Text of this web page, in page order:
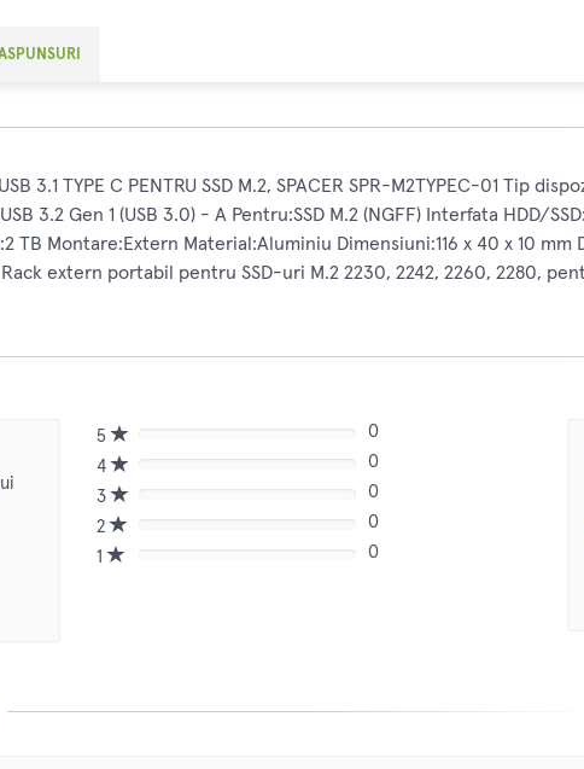
3.1 TYPE C PENTRU SSD M.2, SPACER SPR-M2TYPEC-01 Tip
3.2 Gen 1 (USB 3.0) - A Pentru:SSD M.2 (NGFF) Interfata HDD/
Montare:Extern Material:Aluminiu Dimensiuni:116 x 40 x 10 mm
Rack extern portabil pentru SSD-uri M.2 2230, 2242, 2260, 2280,
5
Complete
(danger)
0
4
Complete
(danger)
0
3
Complete
(danger)
0
2
Complete
0
1
0